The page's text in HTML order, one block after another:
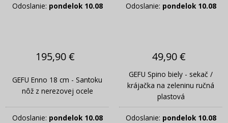
Odoslanie: pondelok 10.08 Odoslanie: pondelok 10.08
195,90 €
GEFU Enno 18 cm - Santoku
nôž z nerezovej ocele
Odoslanie: pondelok 10.08
49,90 €
GEFU Spino biely - sekač /
krájačka na zeleninu ručná
plastová
Odoslanie: pondelok 10.08